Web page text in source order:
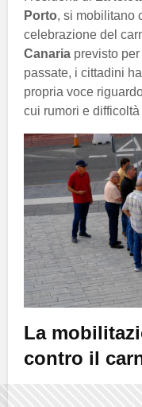
Porto, si mobilitano
celebrazione del
Canaria previsto per
passate, i cittadini
propria voce
cui rumori e
La
contro il